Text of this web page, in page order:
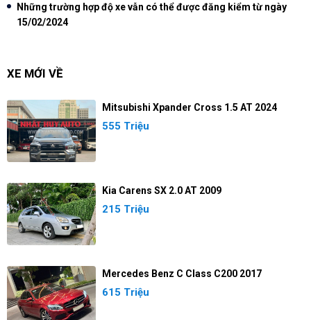
Những trường hợp độ xe vẫn có thể được đăng kiểm từ ngày
15/02/2024
XE MỚI VỀ
Mitsubishi Xpander Cross 1.5 AT 2024
555 Triệu
Kia Carens SX 2.0 AT 2009
215 Triệu
Mercedes Benz C Class C200 2017
615 Triệu